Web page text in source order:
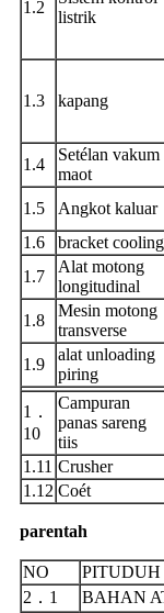
1.2
listrik
1.3 kapang
1.4
Setélan vakum
maot
1.5
Angkot kaluar
1.6
bracket cooling
1.7
Alat motong
longitudinal
1.8
Mesin motong
transverse
1.9
alat unloading
piring
1．
10
Campuran
panas sareng
tiis
1.11 Crusher
1.12 Coét
parentah
NO PITUDUH
2．1
BAHAN